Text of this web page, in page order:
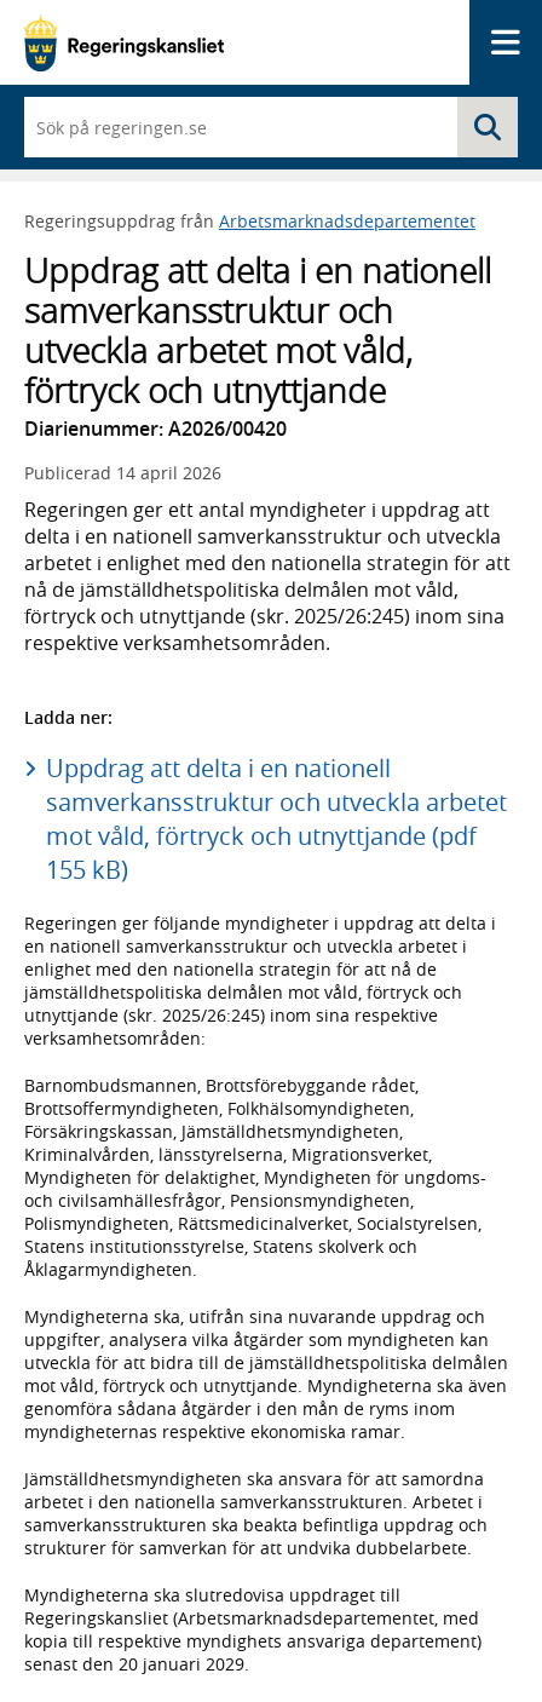
du
börjar
skriva
framträder
lista
med
sökförslag
Regeringsuppdrag från Arbetsmarknadsdepartementet
Uppdrag att delta i en nationell
samverkansstruktur och
utveckla arbetet mot våld,
förtryck och utnyttjande
Diarienummer: A2026/00420
Publicerad 14 april 2026
Regeringen ger ett antal myndigheter i uppdrag att
delta i en nationell samverkansstruktur och utveckla
arbetet i enlighet med den nationella strategin för att
nå de jämställdhetspolitiska delmålen mot våld,
förtryck och utnyttjande (skr. 2025/26:245) inom sina
respektive verksamhetsområden.
Ladda ner:
Uppdrag att delta i en nationell
samverkansstruktur och utveckla arbetet
mot våld, förtryck och utnyttjande (pdf
155 kB)
Regeringen ger följande myndigheter i uppdrag att delta i
en nationell samverkansstruktur och utveckla arbetet i
enlighet med den nationella strategin för att nå de
jämställdhetspolitiska delmålen mot våld, förtryck och
utnyttjande (skr. 2025/26:245) inom sina respektive
verksamhetsområden:
Barnombudsmannen, Brottsförebyggande rådet,
Brottsoffermyndigheten, Folkhälsomyndigheten,
Försäkringskassan, Jämställdhetsmyndigheten,
Kriminalvården, länsstyrelserna, Migrationsverket,
Myndigheten för delaktighet, Myndigheten för ungdoms-
och civilsamhällesfrågor, Pensionsmyndigheten,
Polismyndigheten, Rättsmedicinalverket, Socialstyrelsen,
Statens institutionsstyrelse, Statens skolverk och
Åklagarmyndigheten.
Myndigheterna ska, utifrån sina nuvarande uppdrag och
uppgifter, analysera vilka åtgärder som myndigheten kan
utveckla för att bidra till de jämställdhetspolitiska delmålen
mot våld, förtryck och utnyttjande. Myndigheterna ska även
genomföra sådana åtgärder i den mån de ryms inom
myndigheternas respektive ekonomiska ramar.
Jämställdhetsmyndigheten ska ansvara för att samordna
arbetet i den nationella samverkansstrukturen. Arbetet i
samverkansstrukturen ska beakta befintliga uppdrag och
strukturer för samverkan för att undvika dubbelarbete.
Myndigheterna ska slutredovisa uppdraget till
Regeringskansliet (Arbetsmarknadsdepartementet, med
kopia till respektive myndighets ansvariga departement)
senast den 20 januari 2029.